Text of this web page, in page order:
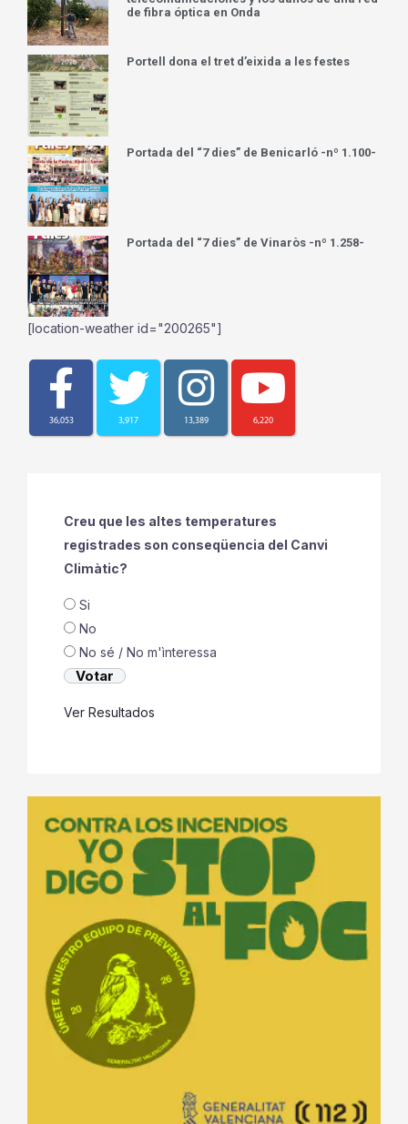
de fibra óptica en Onda
Portell dona el tret d’eixida a les festes
Portada del “7 dies” de Benicarló -nº 1.100-
Portada del “7 dies” de Vinaròs -nº 1.258-
[location-weather id="200265"]
36,053 3,917 13,389 6,220
Creu que les altes temperatures
registrades son conseqüencia del Canvi
Climàtic?
Si
No
No sé / No m'ìnteressa
Ver Resultados